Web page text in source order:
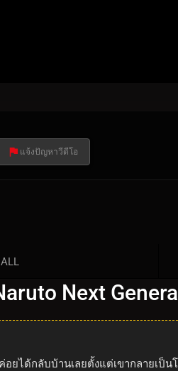
แจ้งปัญหาวีดีโอ
ALL
Next
ด้กลับบ้านเลยตั้งแต่เขากลายเป็น